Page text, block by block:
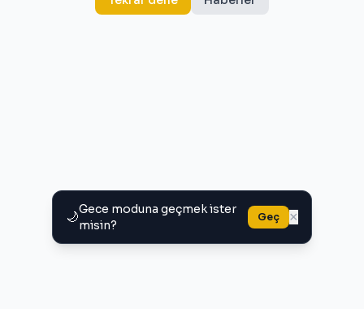
🌙Gece moduna geçmek ister
misin?
Geç ×